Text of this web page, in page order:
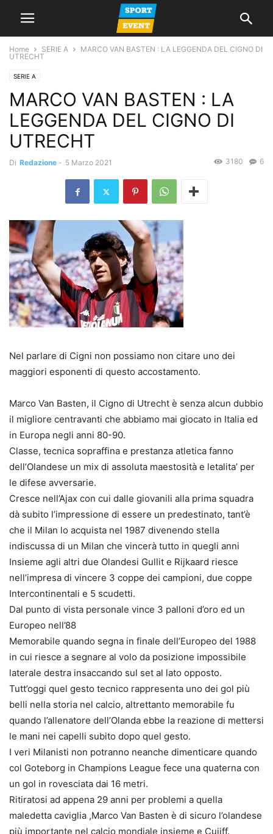
Home SERIE A
MARCO VAN BASTEN : LA LEGGENDA DEL CIGNO DI
UTRECHT
SERIE A
MARCO VAN BASTEN : LA
LEGGENDA DEL CIGNO DI
UTRECHT
Di Redazione - 5 Marzo 2021 6
3180
Nel parlare di Cigni non possiamo non citare uno dei
maggiori esponenti di questo accostamento.
Marco Van Basten, il Cigno di Utrecht è senza alcun dubbio
il migliore centravanti che abbiamo mai giocato in Italia ed
in Europa negli anni 80-90.
Classe, tecnica sopraffina e prestanza atletica fanno
dell’Olandese un mix di assoluta maestosità e letalita’ per
le difese avversarie.
Cresce nell’Ajax con cui dalle giovanili alla prima squadra
dà subito l’impressione di essere un predestinato, tant’è
che il Milan lo acquista nel 1987 divenendo stella
indiscussa di un Milan che vincerà tutto in quegli anni
Insieme agli altri due Olandesi Gullit e Rijkaard riesce
nell’impresa di vincere 3 coppe dei campioni, due coppe
Intercontinentali e 5 scudetti.
Dal punto di vista personale vince 3 palloni d’oro ed un
Europeo nell’88
Memorabile quando segna in finale dell’Europeo del 1988
in cui riesce a segnare al volo da posizione impossibile
laterale destra insaccando sul set al lato opposto.
Tutt’oggi quel gesto tecnico rappresenta uno dei gol più
belli nella storia nel calcio, altrettanto memorabile fu
quando l’allenatore dell’Olanda ebbe la reazione di mettersi
le mani nei capelli subito dopo quel gesto.
I veri Milanisti non potranno neanche dimenticare quando
col Goteborg in Champions League fece una quaterna con
un gol in rovesciata dai 16 metri.
Ritiratosi ad appena 29 anni per problemi a quella
maledetta caviglia ,Marco Van Basten è di sicuro l’olandese
più importante nel calcio mondiale insieme e Cuijff.